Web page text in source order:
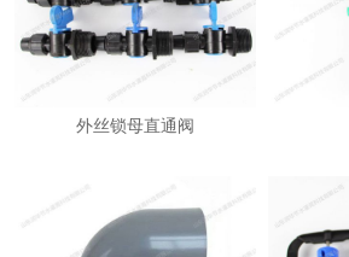
外丝锁母直通阀